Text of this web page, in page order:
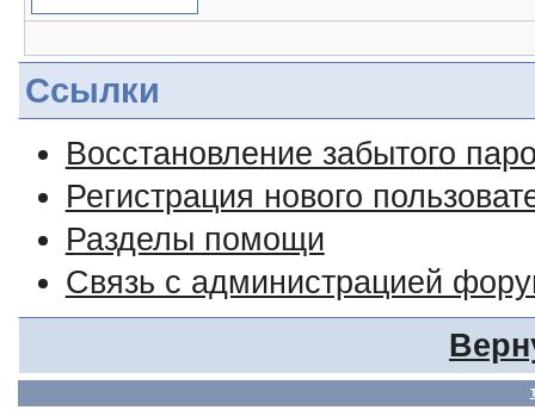
Ссылки
Восстановление забытого
Регистрация нового
Разделы помощи
Связь с администрацией